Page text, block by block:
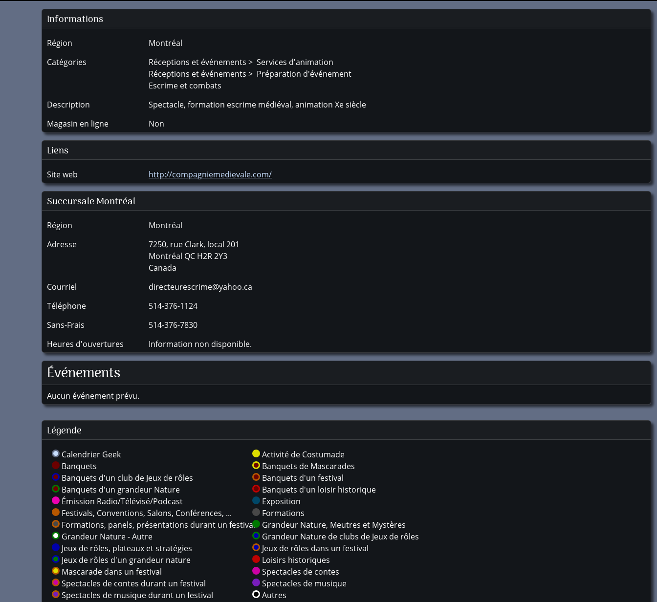
Informations
Région
Montréal
Catégories
Réceptions et événements > Services d'animation
Réceptions et événements > Préparation d'événement
Escrime et combats
Description
Spectacle, formation escrime médiéval, animation Xe siècle
Magasin en ligne
Non
Liens
Site web http://compagniemedievale.com/
SuccursaleMontréal
Région
Montréal
Adresse
7250, rue Clark, local 201
Montréal QC H2R 2Y3
Canada
Courriel
directeurescrime@yahoo.ca
Téléphone
514-376-1124
Sans-Frais
514-376-7830
Heures d'ouvertures
Information non disponible.
Événements
Aucun événement prévu.
Légende
Calendrier Geek
Activité de Costumade
Banquets
Banquets de Mascarades
Banquets d'un club de Jeux de rôles
Banquets d'un festival
Banquets d'un grandeur Nature
Banquets d'un loisir historique
Émission Radio/Télévisé/Podcast
Exposition
Festivals, Conventions, Salons, Conférences, ...
Formations
Formations, panels, présentations durant un festival
Grandeur Nature, Meutres et Mystères
Grandeur Nature - Autre
Grandeur Nature de clubs de Jeux de rôles
Jeux de rôles, plateaux et stratégies
Jeux de rôles dans un festival
Jeux de rôles d'un grandeur nature
Loisirs historiques
Mascarade dans un festival
Spectacles de contes
Spectacles de contes durant un festival
Spectacles de musique
Spectacles de musique durant un festival
Autres